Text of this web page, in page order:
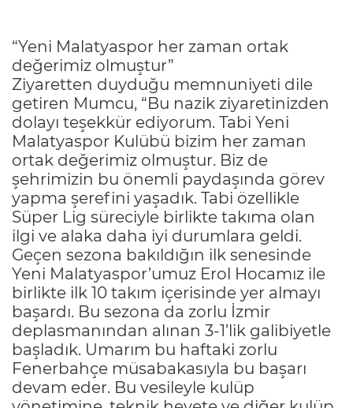
“Yeni Malatyaspor her zaman ortak
değerimiz olmuştur”
Ziyaretten duyduğu memnuniyeti dile
getiren Mumcu, “Bu nazik ziyaretinizden
dolayı teşekkür ediyorum. Tabi Yeni
Malatyaspor Kulübü bizim her zaman
ortak değerimiz olmuştur. Biz de
şehrimizin bu önemli paydaşında görev
yapma şerefini yaşadık. Tabi özellikle
Süper Lig süreciyle birlikte takıma olan
ilgi ve alaka daha iyi durumlara geldi.
Geçen sezona bakıldığın ilk senesinde
Yeni Malatyaspor’umuz Erol Hocamız ile
birlikte ilk 10 takım içerisinde yer almayı
başardı. Bu sezona da zorlu İzmir
deplasmanından alınan 3-1’lik galibiyetle
başladık. Umarım bu haftaki zorlu
Fenerbahçe müsabakasıyla bu başarı
devam eder. Bu vesileyle kulüp